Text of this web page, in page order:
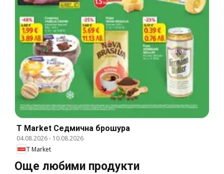
T Market Cедмична брошура
04.08.2026- 10.08.2026
T Market
Още любими продукти